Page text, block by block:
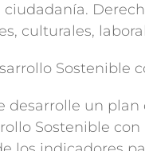
culturales,
Sostenible
desarrolle un
Sostenible